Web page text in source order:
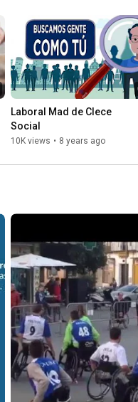
Laboral Mad de Clece
Social
10K views • 8 years ago